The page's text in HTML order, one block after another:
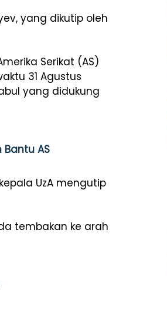
yang dikutip oleh
Serikat (AS)
31 Agustus
yang didukung
AS
UzA mengutip
tembakan ke arah